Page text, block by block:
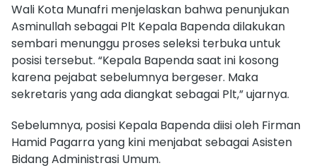
Wali Kota Munafri menjelaskan bahwa penunjukan
Asminullah sebagai Plt Kepala Bapenda dilakukan
sembari menunggu proses seleksi terbuka untuk
posisi tersebut. “Kepala Bapenda saat ini kosong
karena pejabat sebelumnya bergeser. Maka
sekretaris yang ada diangkat sebagai Plt,” ujarnya.
Sebelumnya, posisi Kepala Bapenda diisi oleh Firman
Hamid Pagarra yang kini menjabat sebagai Asisten
Bidang Administrasi Umum.